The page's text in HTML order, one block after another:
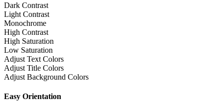
Dark Contrast
Light Contrast
Monochrome
High Contrast
High Saturation
Low Saturation
Adjust Text Colors
Adjust Title Colors
Adjust Background Colors
Easy Orientation